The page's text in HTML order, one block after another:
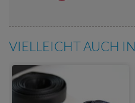
VIELLEICHT AUCH